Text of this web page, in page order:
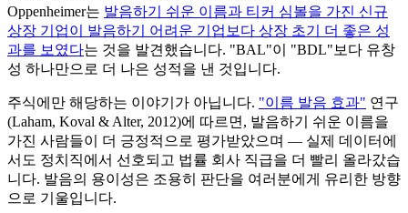
Oppenheimer는 발음하기 쉬운 이름과 티커 심볼을 가진 신규
상장 기업이 발음하기 어려운 기업보다 상장 초기 더 좋은 성
과를 보였다는 것을 발견했습니다. "BAL"이 "BDL"보다 유창
성 하나만으로 더 나은 성적을 낸 것입니다.
주식에만 해당하는 이야기가 아닙니다. "이름 발음 효과" 연구
(Laham, Koval & Alter, 2012)에 따르면, 발음하기 쉬운 이름을
가진 사람들이 더 긍정적으로 평가받았으며 — 실제 데이터에
서도 정치직에서 선호되고 법률 회사 직급을 더 빨리 올라갔습
니다. 발음의 용이성은 조용히 판단을 여러분에게 유리한 방향
으로 기울입니다.